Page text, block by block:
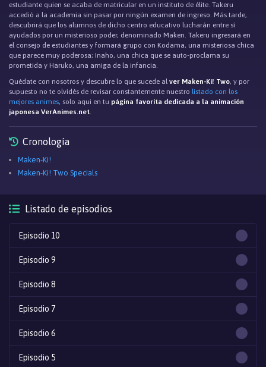
estudiante quien se acaba de matricular en un instituto de élite. Takeru
accedió a la academia sin pasar por ningún examen de ingreso. Más tarde,
descubrirá que los alumnos de dicho centro educativo lucharán entre sí
ayudados por un misterioso poder, denominado Maken. Takeru ingresará en
el consejo de estudiantes y formará grupo con Kodama, una misteriosa chica
que parece muy poderosa; Inaho, una chica que se auto-proclama su
prometida y Haruko, una amiga de la infancia.
Quédate con nosotros y descubre lo que sucede alver Maken-Ki! Two, y por
supuesto no te olvidés de revisar constantemente nuestro listado con los
mejores animes, solo aqui en tu página favorita dedicada a la animación
japonesa VerAnimes.net.
Cronología
Maken-Ki!
Maken-Ki! Two Specials
Listado de episodios
Episodio 10
Episodio 9
Episodio 8
Episodio 7
Episodio 6
Episodio 5